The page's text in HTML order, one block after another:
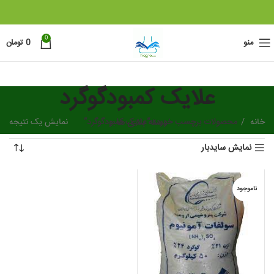
منو 0
0 تومان
علایک کمبودگوگرد
دسته بندی ها خانه محصولات برچسب خورده “علایک کمبودگوگرد”
نمایش یک نتیجه
نمایش سایدبار
ناموجود